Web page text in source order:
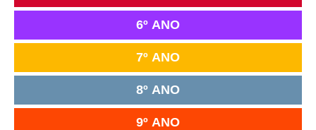
6º ANO
7º ANO
8º ANO
9º ANO